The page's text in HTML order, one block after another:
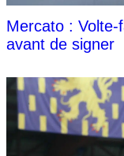
Mercato : Volte-
avant de signer